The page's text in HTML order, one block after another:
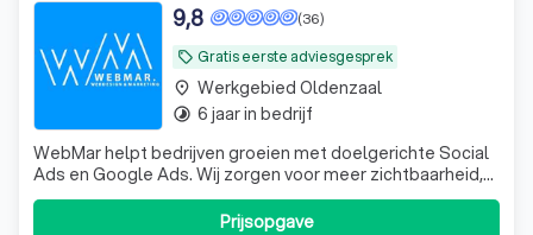
local_offer Gratis eerste adviesgesprek
(36)
9,8
WebMar helpt bedrijven groeien met doelgerichte Social
Ads en Google Ads. Wij zorgen voor meer zichtbaarheid,
meer leads en meer omzet door slimme
advertentiecampagnes die echt resultaat opleveren.
Prijsopgave
place Werkgebied Oldenzaal
timelapse 6 jaar in bedrijf